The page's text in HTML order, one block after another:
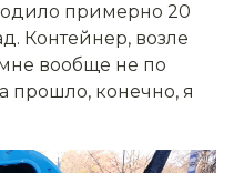
примерно 20
Контейнер, возле
вообще не по
прошло, конечно, я